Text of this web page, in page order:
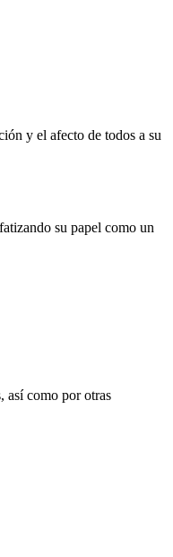
y el afecto de todos a su
su papel como un
así como por otras